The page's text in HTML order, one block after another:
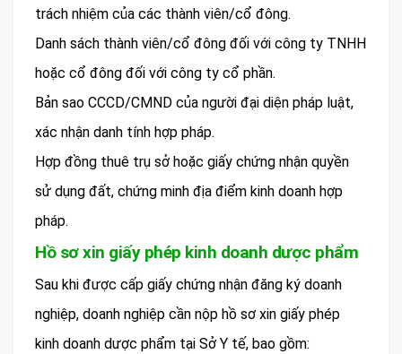
trách nhiệm của các thành viên/cổ đông.
Danh sách thành viên/cổ đông đối với công ty TNHH
hoặc cổ đông đối với công ty cổ phần.
Bản sao CCCD/CMND của người đại diện pháp luật,
xác nhận danh tính hợp pháp.
Hợp đồng thuê trụ sở hoặc giấy chứng nhận quyền
sử dụng đất, chứng minh địa điểm kinh doanh hợp
pháp.
Hồ sơ xin giấy phép kinh doanh dược phẩm
Sau khi được cấp giấy chứng nhận đăng ký doanh
nghiệp, doanh nghiệp cần nộp hồ sơ xin giấy phép
kinh doanh dược phẩm tại Sở Y tế, bao gồm: